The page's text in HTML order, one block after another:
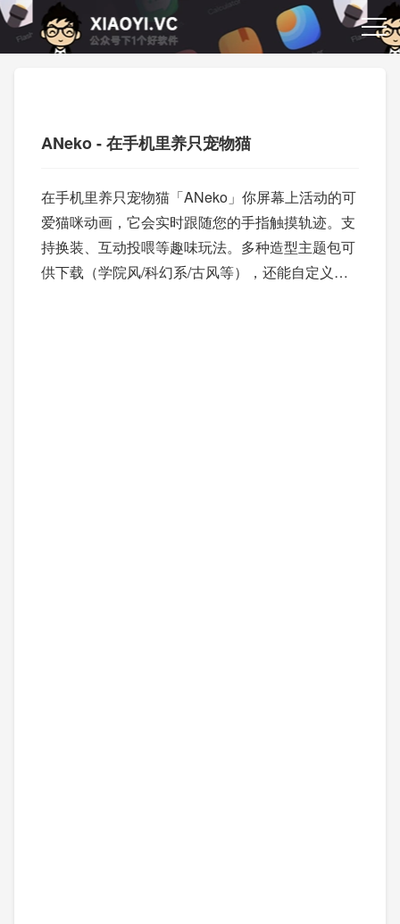
ANeko - 在手机里养只宠物猫
在手机里养只宠物猫「ANeko」你屏幕上活动的可
爱猫咪动画，它会实时跟随您的手指触摸轨迹。支
持换装、互动投喂等趣味玩法。多种造型主题包可
供下载（学院风/科幻系/古风等），还能自定义显